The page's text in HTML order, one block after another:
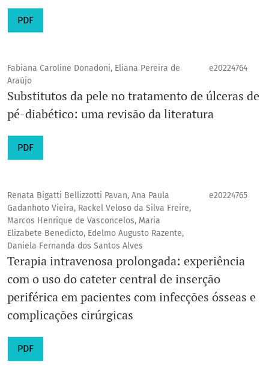
PDF
Fabiana Caroline Donadoni, Eliana Pereira de
Araújo
e20224764
Substitutos da pele no tratamento de úlceras de
pé-diabético: uma revisão da literatura
PDF
Renata Bigatti Bellizzotti Pavan, Ana Paula
Gadanhoto Vieira, Rackel Veloso da Silva Freire,
Marcos Henrique de Vasconcelos, Maria
Elizabete Benedicto, Edelmo Augusto Razente,
Daniela Fernanda dos Santos Alves
e20224765
Terapia intravenosa prolongada: experiência
com o uso do cateter central de inserção
periférica em pacientes com infecções ósseas e
complicações cirúrgicas
PDF